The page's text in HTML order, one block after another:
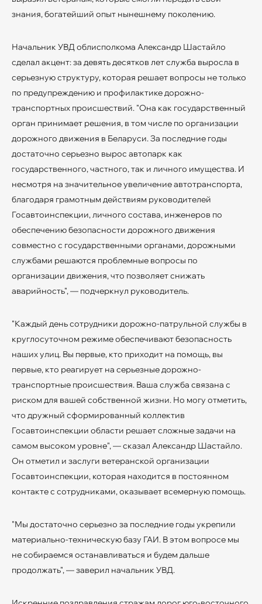
знания, богатейший опыт нынешнему поколению.
Начальник УВД облисполкома Александр Шастайло
сделал акцент: за девять десятков лет служба выросла в
серьезную структуру, которая решает вопросы не только
по предупреждению и профилактике дорожно-
транспортных происшествий. "Она как государственный
орган принимает решения, в том числе по организации
дорожного движения в Беларуси. За последние годы
достаточно серьезно вырос автопарк как
государственного, частного, так и личного имущества. И
несмотря на значительное увеличение автотранспорта,
благодаря грамотным действиям руководителей
Госавтоинспекции, личного состава, инженеров по
обеспечению безопасности дорожного движения
совместно с государственными органами, дорожными
службами решаются проблемные вопросы по
организации движения, что позволяет снижать
аварийность", — подчеркнул руководитель.
"Каждый день сотрудники дорожно-патрульной службы в
круглосуточном режиме обеспечивают безопасность
наших улиц. Вы первые, кто приходит на помощь, вы
первые, кто реагирует на серьезные дорожно-
транспортные происшествия. Ваша служба связана с
риском для вашей собственной жизни. Но могу отметить,
что дружный сформированный коллектив
Госавтоинспекции области решает сложные задачи на
самом высоком уровне", — сказал Александр Шастайло.
Он отметил и заслуги ветеранской организации
Госавтоинспекции, которая находится в постоянном
контакте с сотрудниками, оказывает всемерную помощь.
"Мы достаточно серьезно за последние годы укрепили
материально-техническую базу ГАИ. В этом вопросе мы
не собираемся останавливаться и будем дальше
продолжать", — заверил начальник УВД.